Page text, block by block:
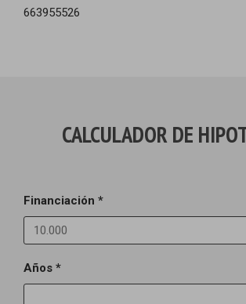
663955526
CALCULADOR DE
Financiación *
Años *